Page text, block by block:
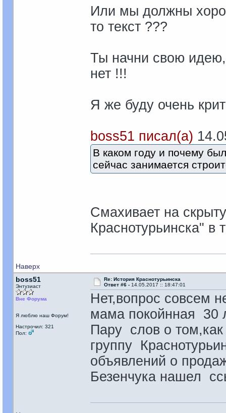
Или мы должны
то текст ???
Ты начни свою
нет !!!
Я же буду очень
boss51 писал(а)
В каком году и почему
сейчас занимается
Смахивает на
Краснотурьинска"
Наверх
boss51
Энтузиаст
Вне Форума
Я люблю наш Форум!
Настрочил: 321
Пол:
Re: История Краснотурьинска
Ответ #6 - 14.05.2017 :: 18:47:01
Нет,вопрос совсем
мама покойнная 30
Пару слов о
группу
объявлений о
Безенчука нашел